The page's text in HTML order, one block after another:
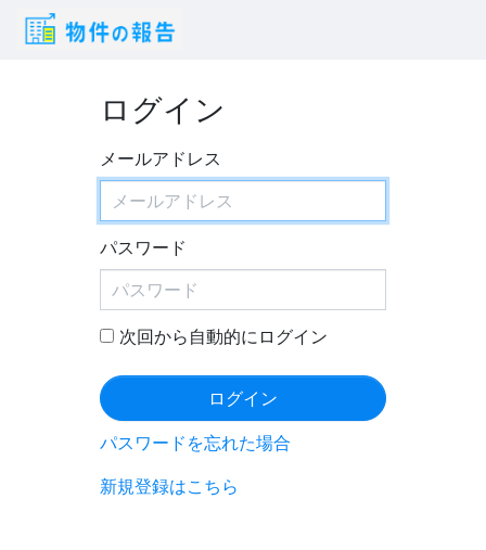
ログイン
メールアドレス
パスワード
次回から自動的にログイン
ログイン
パスワードを忘れた場合
新規登録はこちら